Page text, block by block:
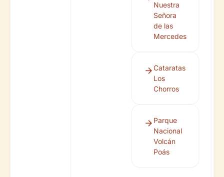
Nuestra
Señora
de las
Mercedes
Cataratas
Los
Chorros
Parque
Nacional
Volcán
Poás